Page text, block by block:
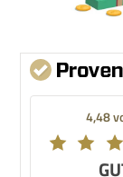
4,48